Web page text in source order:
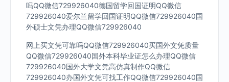
吗QQ微信729926040德国留学回国证明QQ微信
729926040爱尔兰留学回国证明QQ微信729926040国
外硕士文凭办理QQ微信729926040
网上买文凭可靠吗QQ微信729926040买国外文凭质量
QQ微信729926040国外本科毕业证怎么办理QQ微信
729926040国外大学文凭高仿真制作QQ微信
729926040办国外文凭可找工作QQ微信729926040国